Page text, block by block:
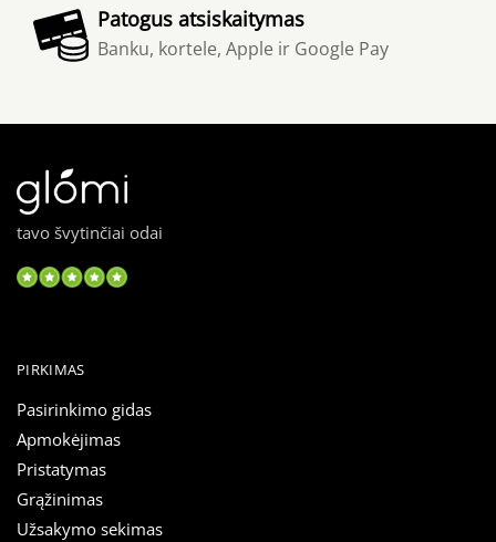
Patogus atsiskaitymas
Banku, kortele, Apple ir Google Pay
tavo švytinčiai odai
PIRKIMAS
Pasirinkimo gidas
Apmokėjimas
Pristatymas
Grąžinimas
Užsakymo sekimas